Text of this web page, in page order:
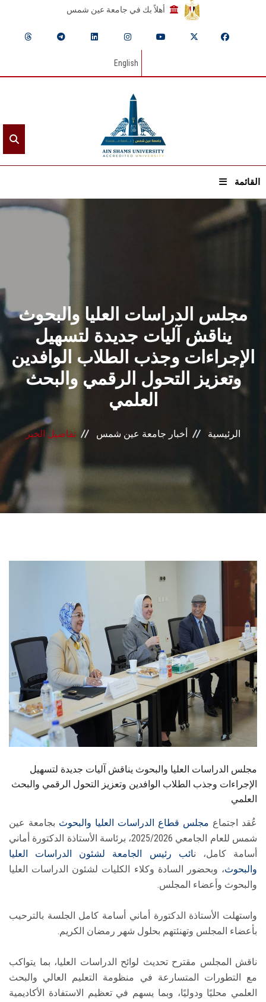
أهلاً بك في جامعة عين شمس
English
القائمة
الشئون الأكاديمية
البحث العلمي
الرعاية الصحية
المراكز والوحدات
الأنظمة الذكية
الإعلام
تواصل معنا
الدراسات العليا
الخريجين
الموظفون
الزائـرون
سجل الان
مجلس الدراسات العليا والبحوث
يناقش آليات جديدة لتسهيل
الإجراءات وجذب الطلاب الوافدين
وتعزيز التحول الرقمي والبحث
العلمي
الرئيسية أخبار جامعة عين شمس تفاصيل الخبر
مجلس الدراسات العليا والبحوث يناقش آليات جديدة لتسهيل
الإجراءات وجذب الطلاب الوافدين وتعزيز التحول الرقمي والبحث
العلمي
عُقد اجتماع مجلس قطاع الدراسات العليا والبحوث بجامعة عين
شمس للعام الجامعي 2025/2026، برئاسة الأستاذة الدكتورة أماني
أسامة كامل، نائب رئيس الجامعة لشئون الدراسات العليا
والبحوث، وبحضور السادة وكلاء الكليات لشئون الدراسات العليا
والبحوث وأعضاء المجلس.
واستهلت الأستاذة الدكتورة أماني أسامة كامل الجلسة بالترحيب
بأعضاء المجلس وتهنئتهم بحلول شهر رمضان الكريم.
ناقش المجلس مقترح تحديث لوائح الدراسات العليا، بما يتواكب
مع التطورات المتسارعة في منظومة التعليم العالي والبحث
العلمي محليًا ودوليًا، وبما يسهم في تعظيم الاستفادة الأكاديمية